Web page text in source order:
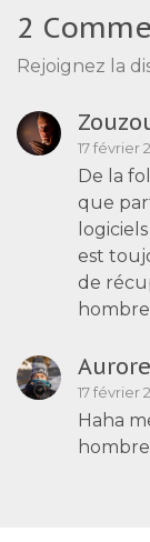
2
Rejoignez la
17 février
De la
que
est
de
17 février
Haha